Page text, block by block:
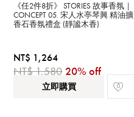
《任2件8折》 STORIES 故事香氛｜
CONCEPT 05. 宋人水亭琴興 精油擴
香石香氛禮盒 (靜謐木香)
NT$ 1,264
NT$ 1,580 20% off
立即購買